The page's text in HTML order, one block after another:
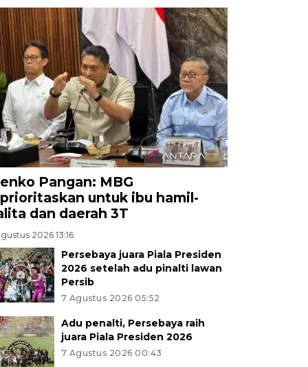
Pangan: MBG
untuk ibu hamil-
dan daerah 3T
2026 13:16
Persebaya juara Piala Presiden
2026 setelah adu pinalti lawan
Persib
7 Agustus 2026 05:52
Adu penalti, Persebaya raih
juara Piala Presiden 2026
7 Agustus 2026 00:43